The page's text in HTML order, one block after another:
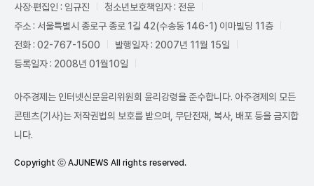
사장·편집인 : 임규진
청소년보호책임자 : 전운
주소 : 서울특별시 종로구 종로 1길 42(수송동 146-1) 이마빌딩 11층
전화 : 02-767-1500
발행일자 : 2007년 11월 15일
등록일자 : 2008년 01월10일
아주경제는 인터넷신문윤리위원회 윤리강령을 준수합니다. 아주경제의 모든
콘텐츠(기사)는 저작권법의 보호를 받으며, 무단전재, 복사, 배포 등을 금지합
니다.
Copyright ⓒ AJUNEWS All rights reserved.